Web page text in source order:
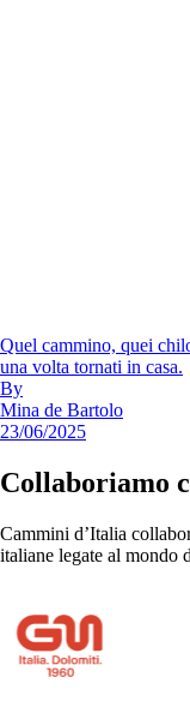
Quel cammino, quei
una volta tornati in casa.
By
Mina de Bartolo
23/06/2025
Collaboriamo
Cammini d’Italia
italiane legate al mondo